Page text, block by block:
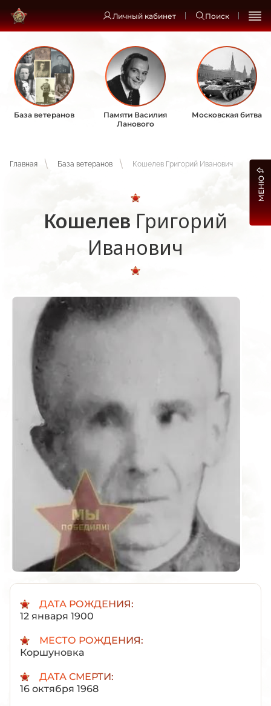
Личный кабинет Поиск
База ветеранов
Памяти Василия
Ланового
Московская битва
Главная База ветеранов Кошелев Григорий Иванович
Кошелев Григорий
Иванович
ДАТА РОЖДЕНИЯ:
12 января 1900
МЕСТО РОЖДЕНИЯ:
Коршуновка
ДАТА СМЕРТИ:
16 октября 1968
МЕНЮ